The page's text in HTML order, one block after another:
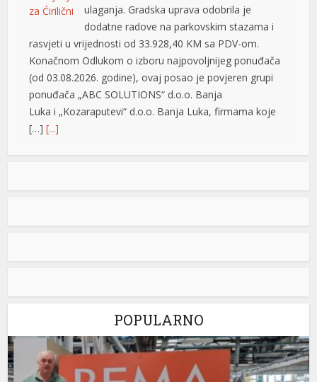
ulaganja. Gradska uprava odobrila je
dodatne radove na parkovskim stazama i
rasvjeti u vrijednosti od 33.928,40 KM sa PDV-om.
Konačnom Odlukom o izboru najpovoljnijeg ponuđača
(od 03.08.2026. godine), ovaj posao je povjeren grupi
ponuđača „ABC SOLUTIONS“ d.o.o. Banja
Luka i „Kozaraputevi“ d.o.o. Banja Luka, firmama koje
[…][...]
iskustvom u području osiguranja te je od samih
početaka sudjelovao u stvaranju […][...]
Petrović tvrdi da snabdijavanje strujom nije ugroženo:
Otkrio i da li će doći do promjene cijena
POPULARNO